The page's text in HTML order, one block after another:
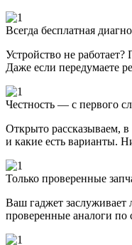
Всегда бесплатная
Устройство не работает?
Даже если передумаете
Честность — с первого
Открыто рассказываем,
и какие есть варианты.
Только проверенные
Ваш гаджет
проверенные аналоги по